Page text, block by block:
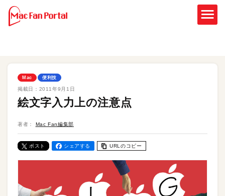
Mac 便利技
掲載日： 2011年9月1日
絵文字入力上の注意点
著者： Mac Fan編集部
ポスト シェアする URLのコピー